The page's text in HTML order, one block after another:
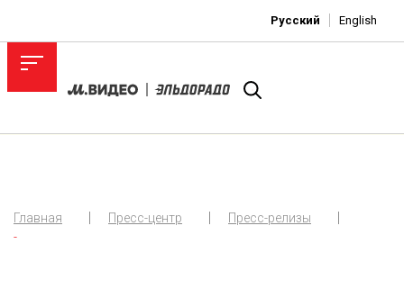
Русский English
Главная Пресс-центр
Пресс-релизы
-